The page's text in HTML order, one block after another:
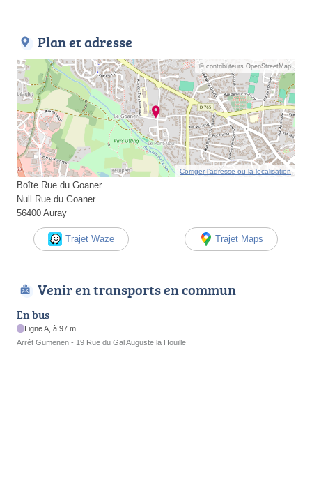
Plan et adresse
© contributeurs OpenStreetMap
Corriger l’adresse ou la localisation
Boîte Rue du Goaner
Null Rue du Goaner
56400 Auray
Trajet Waze Trajet Maps
Venir en transports en commun
En bus
Ligne A, à 97 m
Arrêt Gumenen - 19 Rue du Gal Auguste la Houille